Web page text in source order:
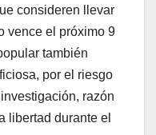
consideren llevar
vence el próximo 9
también
por el riesgo
razón
libertad durante el